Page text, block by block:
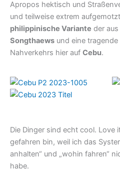
Apropos hektisch und
und teilweise extrem
philippinische Variante der aus
Songthaews und eine
Nahverkehrs hier auf Cebu.
Die Dinger sind echt cool. Love
gefahren bin, weil ich das
anhalten“ und „wohin fahren“
habe.